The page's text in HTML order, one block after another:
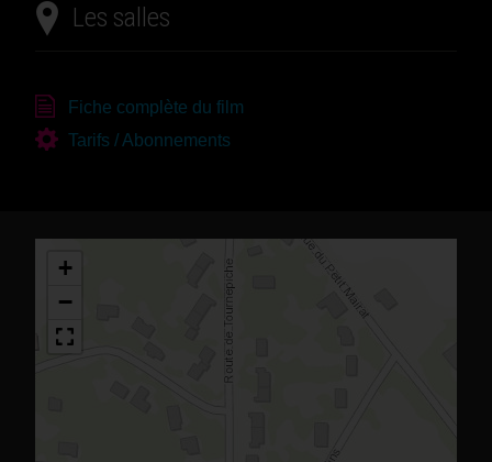
Les salles
Fiche complète du film
Tarifs / Abonnements
+
−